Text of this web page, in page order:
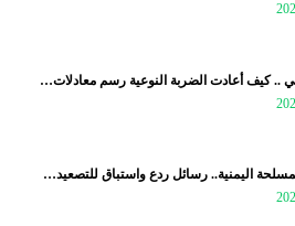
.. كيف أعادت الضربة النوعية رسم معادلات…
اليمنية.. رسائل ردع واستباق للتصعيد…